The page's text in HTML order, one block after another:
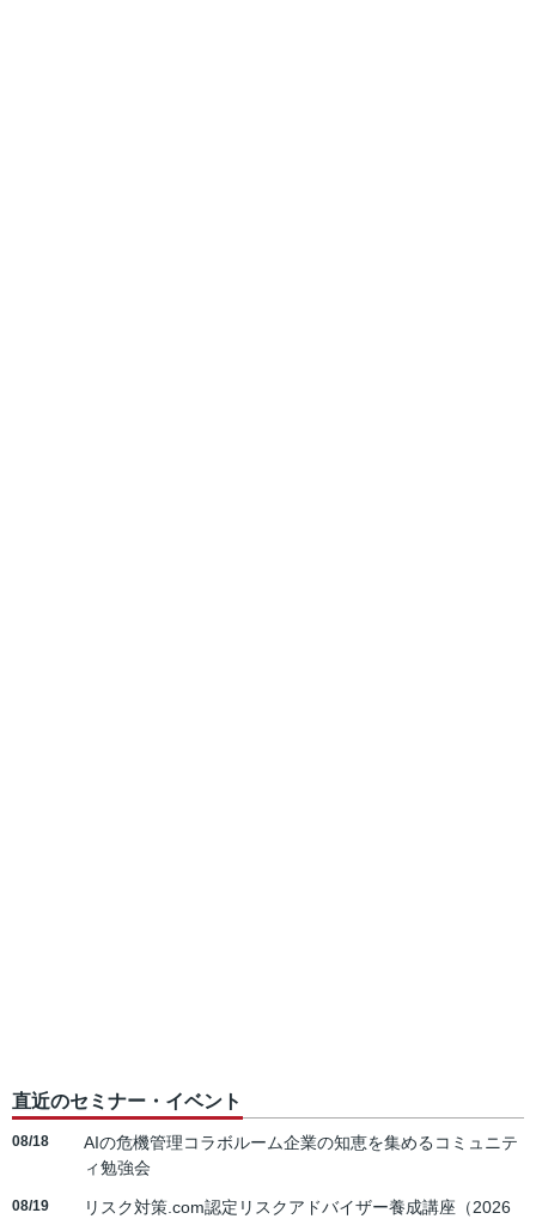
直近のセミナー・イベント
08/18
AIの危機管理コラボルーム企業の知恵を集めるコミュニテ
ィ勉強会
08/19
リスク対策.com認定リスクアドバイザー養成講座（2026